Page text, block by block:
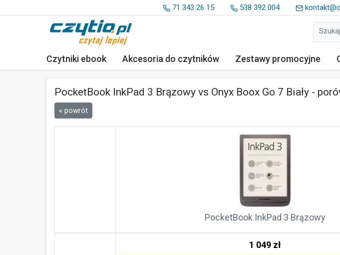
71 343 26 15 538 392 004
Czytniki ebook Akcesoria do czytników Zestawy promocyjne
PocketBook InkPad 3 Brązowy vs Onyx Boox Go 7 Biały -
« powrót
PocketBook InkPad 3 Brązowy
1 049zł